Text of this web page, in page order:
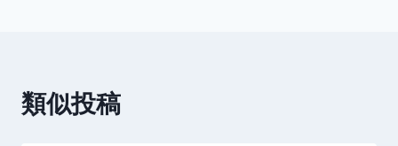
ー
類似投稿